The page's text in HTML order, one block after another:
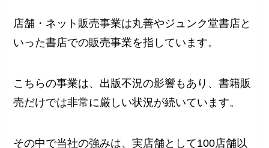
店舗・ネット販売事業は丸善やジュンク堂書店と
いった書店での販売事業を指しています。
こちらの事業は、出版不況の影響もあり、書籍販
売だけでは非常に厳しい状況が続いています。
その中で当社の強みは、実店舗として100店舗以